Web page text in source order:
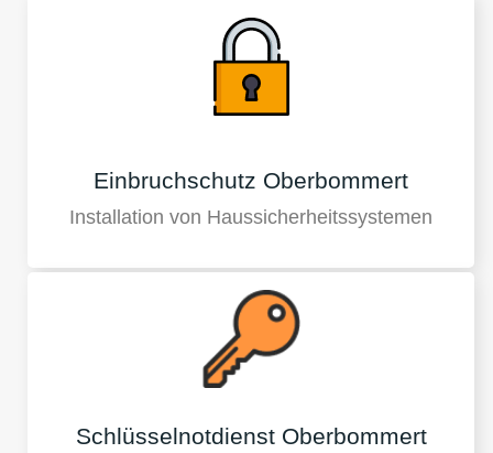
Einbruchschutz Oberbommert
Installation von Haussicherheitssystemen
Schlüsselnotdienst Oberbommert